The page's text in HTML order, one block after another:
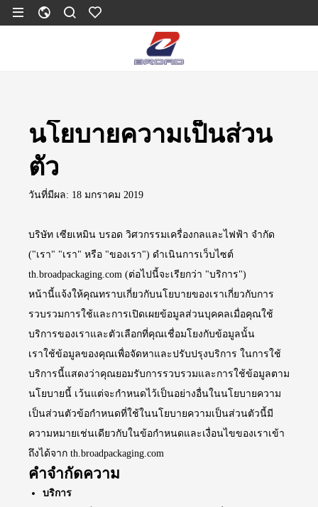
นโยบายความเป็นส่วน
ตัว
วันที่มีผล: 18 มกราคม 2019
บริษัท เซียเหมิน บรอด วิศวกรรมเครื่องกลและไฟฟ้า จำกัด
("เรา" "เรา" หรือ "ของเรา") ดำเนินการเว็บไซต์
th.broadpackaging.com (ต่อไปนี้จะเรียกว่า "บริการ")
หน้านี้แจ้งให้คุณทราบเกี่ยวกับนโยบายของเราเกี่ยวกับการ
รวบรวมการใช้และการเปิดเผยข้อมูลส่วนบุคคลเมื่อคุณใช้
บริการของเราและตัวเลือกที่คุณเชื่อมโยงกับข้อมูลนั้น
เราใช้ข้อมูลของคุณเพื่อจัดหาและปรับปรุงบริการ ในการใช้
บริการนี้แสดงว่าคุณยอมรับการรวบรวมและการใช้ข้อมูลตาม
นโยบายนี้ เว้นแต่จะกำหนดไว้เป็นอย่างอื่นในนโยบายความ
เป็นส่วนตัวข้อกำหนดที่ใช้ในนโยบายความเป็นส่วนตัวนี้มี
ความหมายเช่นเดียวกับในข้อกำหนดและเงื่อนไขของเราเข้า
ถึงได้จาก th.broadpackaging.com
คำจำกัดความ
บริการ